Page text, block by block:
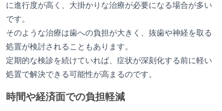
に進行度が高く、大掛かりな治療が必要になる場合が多い
です。
そのような治療は歯への負担が大きく、抜歯や神経を取る
処置が検討されることもあります。
定期的な検診を続けていれば、症状が深刻化する前に軽い
処置で解決できる可能性が高まるのです。
時間や経済面での負担軽減